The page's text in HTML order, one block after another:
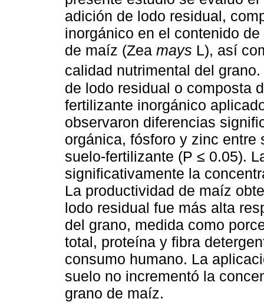
adición de lodo residual,
inorgánico en el contenido
de maíz (Zea mays L), así
calidad nutrimental del
de lodo residual o composta
fertilizante inorgánico
observaron diferencias
orgánica, fósforo y zinc
suelo-fertilizante (P ≤ 0.05).
significativamente la
La productividad de maíz
lodo residual fue más alta
del grano, medida como
total, proteína y fibra
consumo humano. La
suelo no incrementó la
grano de maíz.